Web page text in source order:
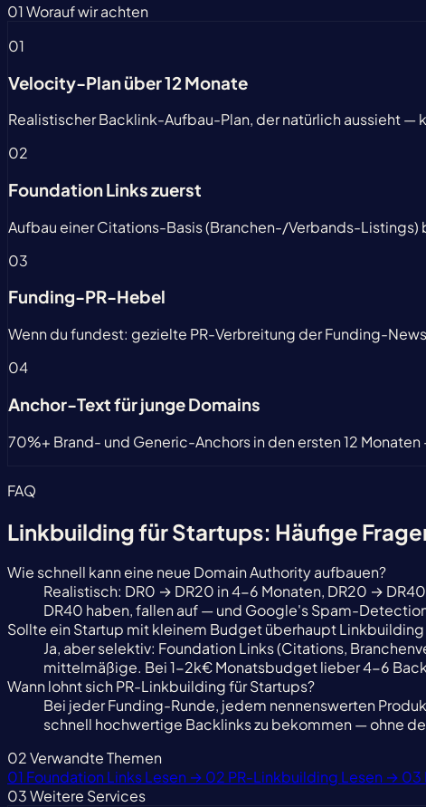
01Worauf wir achten
01
Velocity-Plan über 12 Monate
Realistischer Backlink-Aufbau-Plan, der natürlich aussieht
02
Foundation Links zuerst
Aufbau einer Citations-Basis (Branchen-/Verbands-
03
Funding-PR-Hebel
Wenn du fundest: gezielte PR-Verbreitung der Funding-
04
Anchor-Text für junge Domains
70%+ Brand- und Generic-Anchors in den ersten 12
FAQ
Linkbuilding für Startups: Häufige
Wie schnell kann eine neue Domain Authority aufbauen?
Realistisch: DR0 → DR20 in 4-6 Monaten, DR20 →
DR40 haben, fallen auf — und Google's Spam-
Sollte ein Startup mit kleinem Budget überhaupt
Ja, aber selektiv: Foundation Links (Citations,
mittelmäßige. Bei 1-2k€ Monatsbudget lieber 4-6
Wann lohnt sich PR-Linkbuilding für Startups?
Bei jeder Funding-Runde, jedem nennenswerten
schnell hochwertige Backlinks zu bekommen — ohne
02Verwandte Themen
01 Foundation LinksLesen → 02 PR-Linkbuilding Lesen → 03
03Weitere Services